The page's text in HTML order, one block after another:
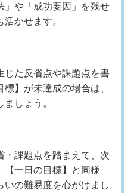
」や「成功要因」を残せ
かせます。
じた反省点や課題点を書
】が未達成の場合は、
しょう。
・課題点を踏まえて、次
【一日の目標】と同様
いの難易度を心がけまし